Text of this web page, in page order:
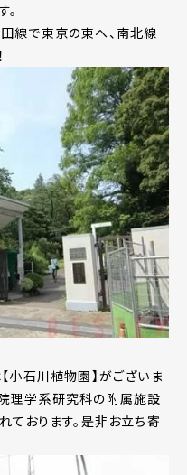
線で東京の東へ、南北線
小石川植物園】がございま
理学系研究科の附属施設
ております。是非お立ち寄